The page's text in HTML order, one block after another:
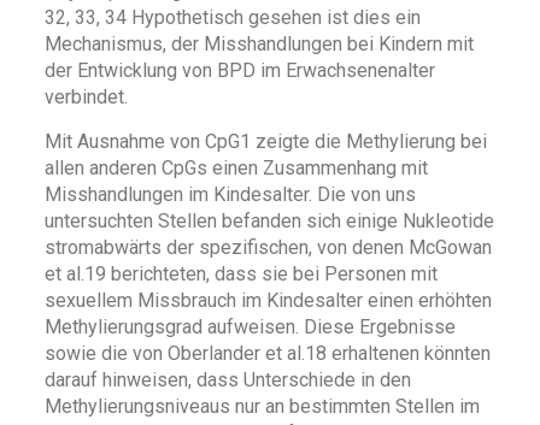
32, 33, 34 Hypothetisch gesehen ist dies ein
Mechanismus, der Misshandlungen bei Kindern mit
der Entwicklung von BPD im Erwachsenenalter
verbindet.
Mit Ausnahme von CpG1 zeigte die Methylierung bei
allen anderen CpGs einen Zusammenhang mit
Misshandlungen im Kindesalter. Die von uns
untersuchten Stellen befanden sich einige Nukleotide
stromabwärts der spezifischen, von denen McGowan
et al.19 berichteten, dass sie bei Personen mit
sexuellem Missbrauch im Kindesalter einen erhöhten
Methylierungsgrad aufweisen. Diese Ergebnisse
sowie die von Oberlander et al.18 erhaltenen könnten
darauf hinweisen, dass Unterschiede in den
Methylierungsniveaus nur an bestimmten Stellen im